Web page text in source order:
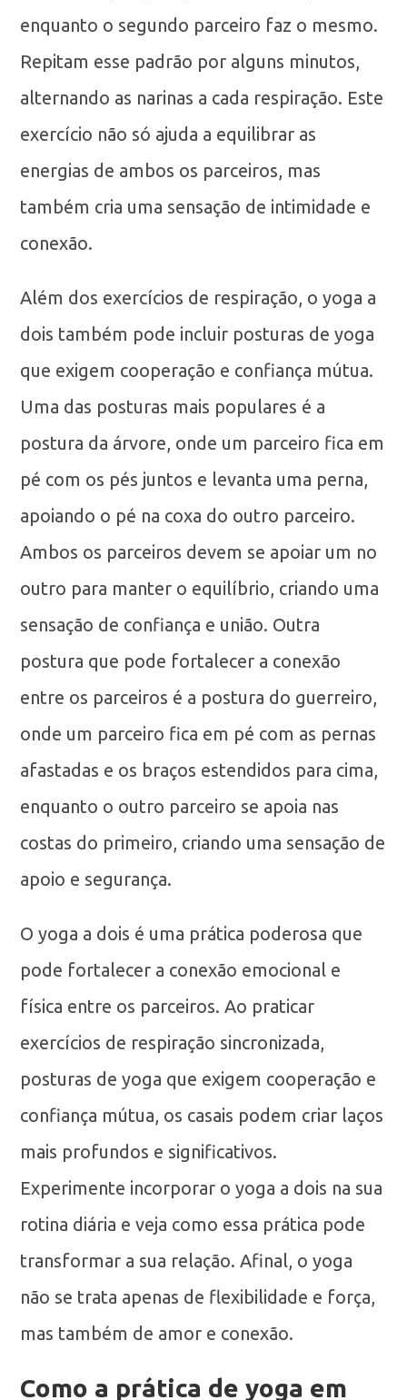
enquanto o segundo parceiro faz o mesmo.
Repitam esse padrão por alguns minutos,
alternando as narinas a cada respiração. Este
exercício não só ajuda a equilibrar as
energias de ambos os parceiros, mas
também cria uma sensação de intimidade e
conexão.
Além dos exercícios de respiração, o yoga a
dois também pode incluir posturas de yoga
que exigem cooperação e confiança mútua.
Uma das posturas mais populares é a
postura da árvore, onde um parceiro fica em
pé com os pés juntos e levanta uma perna,
apoiando o pé na coxa do outro parceiro.
Ambos os parceiros devem se apoiar um no
outro para manter o equilíbrio, criando uma
sensação de confiança e união. Outra
postura que pode fortalecer a conexão
entre os parceiros é a postura do guerreiro,
onde um parceiro fica em pé com as pernas
afastadas e os braços estendidos para cima,
enquanto o outro parceiro se apoia nas
costas do primeiro, criando uma sensação de
apoio e segurança.
O yoga a dois é uma prática poderosa que
pode fortalecer a conexão emocional e
física entre os parceiros. Ao praticar
exercícios de respiração sincronizada,
posturas de yoga que exigem cooperação e
confiança mútua, os casais podem criar laços
mais profundos e significativos.
Experimente incorporar o yoga a dois na sua
rotina diária e veja como essa prática pode
transformar a sua relação. Afinal, o yoga
não se trata apenas de flexibilidade e força,
mas também de amor e conexão.
Como a prática de yoga em